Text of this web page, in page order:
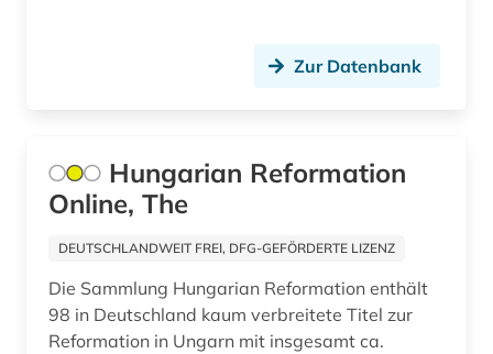
arealtypologie (1)
argumentation (1)
Zur Datenbank
Hungarian Reformation
Online, The
DEUTSCHLANDWEIT FREI, DFG-GEFÖRDERTE LIZENZ
Die Sammlung Hungarian Reformation enthält
98 in Deutschland kaum verbreitete Titel zur
Reformation in Ungarn mit insgesamt ca.